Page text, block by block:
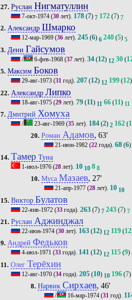
27. Руслан Нигматуллин
7-окт-1974(30лет). 178(7) 7 172(7) 7
2. Александр Шмарко
12-мар-1969(36лет). 245(6) 6 240(5) 5
3. Дени Гайсумов
/ 6-фев-1968(37лет). 34(12) 12 30(
5. Максим Боков
29-авг-1973(31год). 207(12) 12 199(12)
22. Александр Липко
18-авг-1975(29лет). 79(11) 11 66(11) 11
7. Дмитрий Хомуха
/ 23-авг-1969(35лет). 184(2) 2 162(1
20. Роман Адамов, 63'
21-июн-1982 (22 года).68 (6)
14. Тамер Туна
1-июл-1976(28лет). 10 10 8 8
10. Муса Мазаев, 27'
21-апр-1977 (28 лет). 10 10
15. Виктор Булатов
22-янв-1972(33года). 263(7) 7 243(7) 7
21. Руслан Аджинджал
22-июн-1974(30лет). 163(12) 12 119(12
9. Андрей Федьков
4-июл-1971 (33года). 141(12) 12 115(9)
11. Олег Терёхин
12-авг-1970(34года). 205(10) 10 196(7)
8. Нарвик Сирхаев, 46'
/ 16-мар-1974 (31 год).